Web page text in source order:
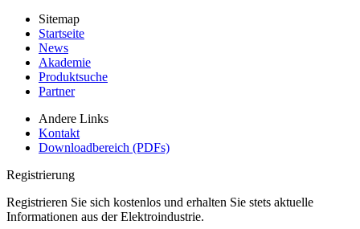
Sitemap
Startseite
News
Akademie
Produktsuche
Partner
Andere Links
Kontakt
Downloadbereich (PDFs)
Registrierung
Registrieren Sie sich kostenlos und erhalten Sie stets aktuelle
Informationen aus der Elektroindustrie.